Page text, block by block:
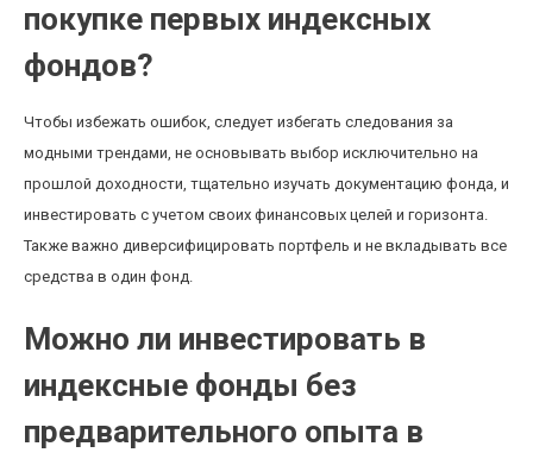
покупке первых индексных
фондов?
Чтобы избежать ошибок, следует избегать следования за
модными трендами, не основывать выбор исключительно на
прошлой доходности, тщательно изучать документацию фонда, и
инвестировать с учетом своих финансовых целей и горизонта.
Также важно диверсифицировать портфель и не вкладывать все
средства в один фонд.
Можно ли инвестировать в
индексные фонды без
предварительного опыта в